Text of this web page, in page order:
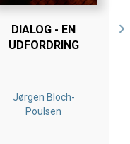
DIALOG - EN
UDFORDRING
Jørgen Bloch-
Poulsen